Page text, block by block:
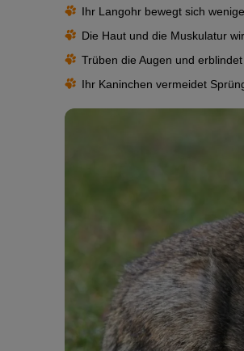
Ihr Langohr bewegt sich
Die Haut und die Muskulatur
Trüben die Augen und
Ihr Kaninchen vermeidet